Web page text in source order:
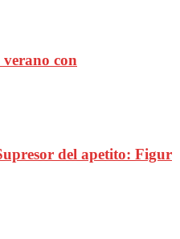
con
del apetito: Figur